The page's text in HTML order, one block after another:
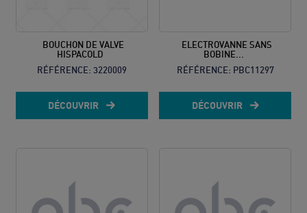
BOUCHON DE VALVE
HISPACOLD
RÉFÉRENCE: 3220009
DÉCOUVRIR
ELECTROVANNE SANS
BOBINE...
RÉFÉRENCE: PBC11297
DÉCOUVRIR